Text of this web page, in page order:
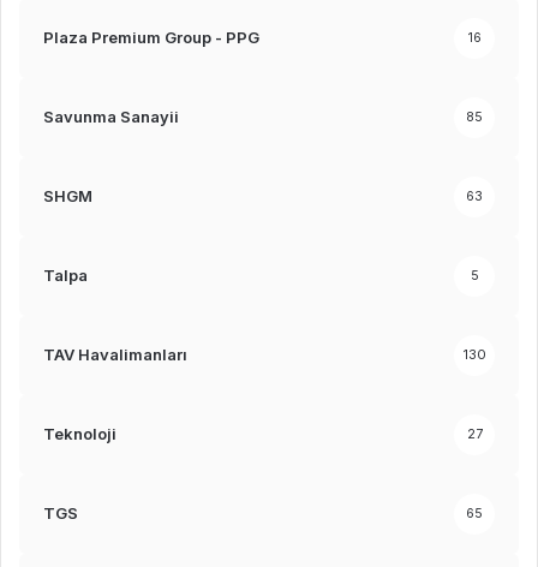
Plaza Premium Group - PPG 16
Savunma Sanayii 85
SHGM 63
Talpa 5
TAV Havalimanları 130
Teknoloji 27
TGS 65